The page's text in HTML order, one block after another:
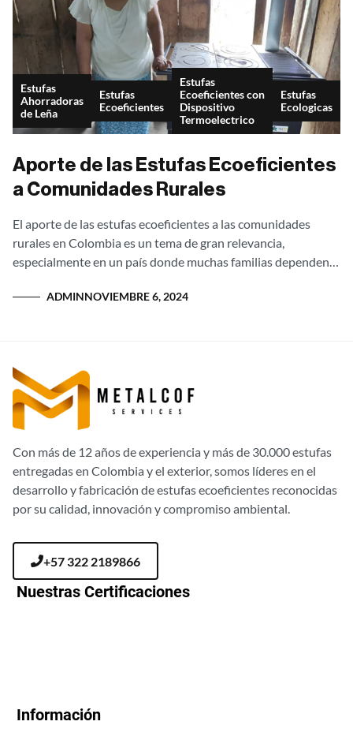
Estufas
Ahorradoras
de Leña
Estufas
Ecoeficientes
Estufas
Ecoeficientes con
Dispositivo
Termoelectrico
Estufas
Ecologicas
Aporte de las Estufas Ecoeficientes
a Comunidades Rurales
El aporte de las estufas ecoeficientes a las comunidades
rurales en Colombia es un tema de gran relevancia,
especialmente en un país donde muchas familias dependen
ADMINNOVIEMBRE 6, 2024
Con más de 12 años de experiencia y más de 30.000 estufas
entregadas en Colombia y el exterior, somos líderes en el
desarrollo y fabricación de estufas ecoeficientes reconocidas
por su calidad, innovación y compromiso ambiental.
+57 322 2189866
Nuestras Certificaciones
Información